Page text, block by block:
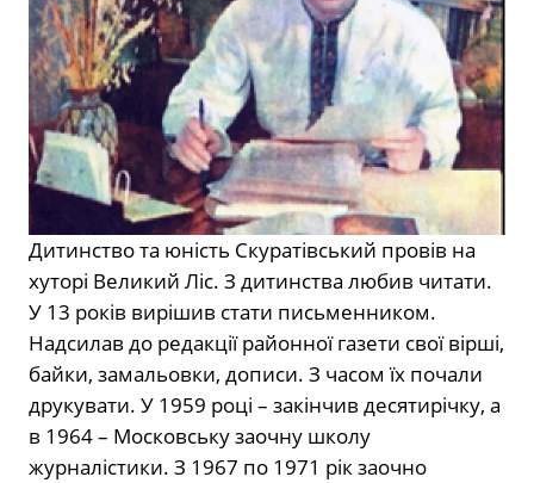
Дитинство та юність Скуратівський провів на
хуторі Великий Ліс. З дитинства любив читати.
У 13 років вирішив стати письменником.
Надсилав до редакції районної газети свої вірші,
байки, замальовки, дописи. З часом їх почали
друкувати. У 1959 році – закінчив десятирічку, а
в 1964 – Московську заочну школу
журналістики. З 1967 по 1971 рік заочно